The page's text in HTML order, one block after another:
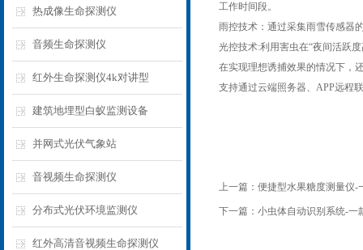
热成像生命探测仪
音频生命探测仪
红外生命探测仪4k对讲型
建筑地埋型白蚁监测设备
并网式光伏气象站
音视频生命探测仪
分布式光伏环境监测仪
红外高清音视频生命探测仪
工作时间段。
雨控技术：通过采集雨雪传感器
光控技术:利用害虫在“夜间活跃
在实现理想诱捕效果的情况下，
支持通过云端照务器、APP远程
上一篇： 便捷型水果糖度测量仪-
下一篇： 小虫体自动识别系统-一